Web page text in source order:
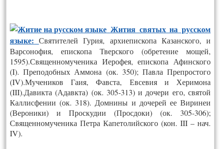
Жития святых на русском
языке: Святителей Гурия, архиепископа Казанского, и
Варсонофия, епископа Тверского (обретение мощей,
1595).Священномученика Иерофея, епископа Афинского
(I). Преподобных Аммона (ок. 350); Павла Препростого
(IV).Мучеников Гаия, Фавста, Евсевия и Херимона
(III).Давикта (Адавкта) (ок. 305-313) и дочери его, святой
Каллисфении (ок. 318). Домнины и дочерей ее Виринеи
(Вероники) и Проскудии (Просдоки) (ок. 305-306);
Священномученика Петра Капетолийского (кон. III – нач.
IV).